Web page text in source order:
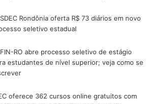
Rondônia oferta R$ 73 diários em novo
seletivo estadual
RO abre processo seletivo de estágio
estudantes de nível superior; veja como se
oferece 362 cursos online gratuitos com